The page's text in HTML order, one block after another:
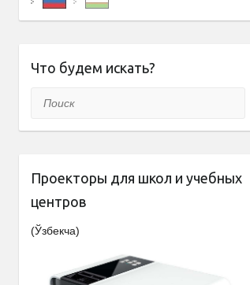
Что будем искать?
Поиск
Проекторы для школ и учебных
центров
(Ўзбекча)